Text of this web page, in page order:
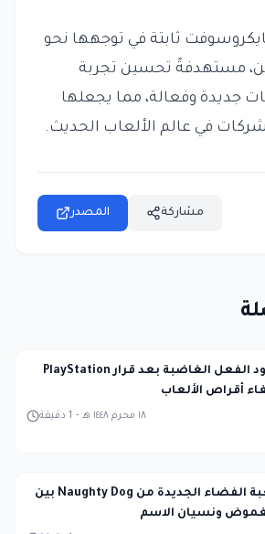
ثابتة في توجهها نحو
مستهدفةً تحسين تجربة
جديدة وفعالة، مما يجعلها
في عالم الألعاب الحديث.
المصدر مشاركة
ردود الفعل الغاضبة بعد قرار PlayStation
أقراص الألعاب
1 دقيقة - ١٨ محرم ١٤٤٨ هـ
لعبة الفضاء الجديدة من Naughty Dog بين
ونسيان الاسم